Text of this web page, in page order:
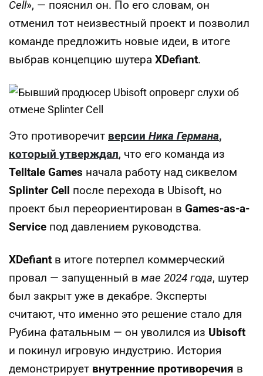
Cell», — пояснил он. По его словам, он
отменил тот неизвестный проект и позволил
команде предложить новые идеи, в итоге
выбрав концепцию шутера XDefiant.
Это противоречит версии Ника Германа,
который утверждал, что его команда из
Telltale Games начала работу над сиквелом
Splinter Cell после перехода в Ubisoft, но
проект был переориентирован в Games-as-a-
Service под давлением руководства.
XDefiant в итоге потерпел коммерческий
провал — запущенный в мае 2024 года, шутер
был закрыт уже в декабре. Эксперты
считают, что именно это решение стало для
Рубина фатальным — он уволился из Ubisoft
и покинул игровую индустрию. История
демонстрирует внутренние противоречия в